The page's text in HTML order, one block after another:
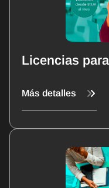
Licencias
Más detalles